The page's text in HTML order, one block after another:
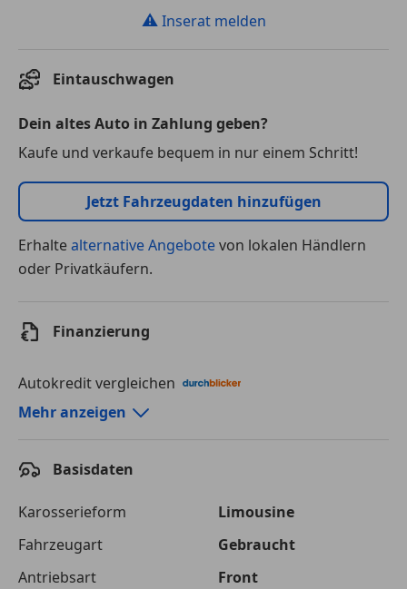
⚠ Inserat melden
Eintauschwagen
Dein altes Auto in Zahlung geben?
Kaufe und verkaufe bequem in nur einem Schritt!
Jetzt Fahrzeugdaten hinzufügen
Erhaltealternative Angebotevon lokalen Händlern
oder Privatkäufern.
Finanzierung
Autokredit vergleichen
Autokredit-Rechner von durchblicker.at
Laufzeit
120 Monate
Kreditbetrag
€ 27 000,-
Mehr anzeigen
Basisdaten
Karosserieform
Limousine
Fahrzeugart
Gebraucht
Antriebsart
Front